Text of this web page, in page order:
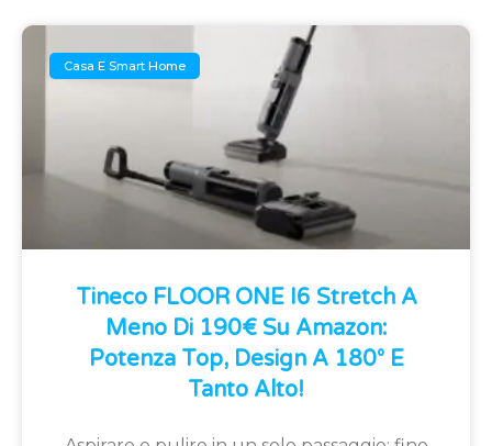
Casa E Smart Home
Tineco FLOOR ONE I6 Stretch A
Meno Di 190€ Su Amazon:
Potenza Top, Design A 180° E
Tanto Alto!